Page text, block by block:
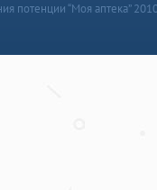
потенции “Моя аптека”